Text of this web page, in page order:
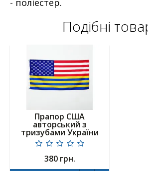
Подібні
Прапор США
авторський з
тризубами України
380 грн.